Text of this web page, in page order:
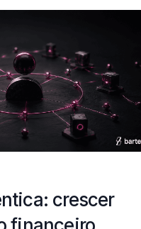
crescer